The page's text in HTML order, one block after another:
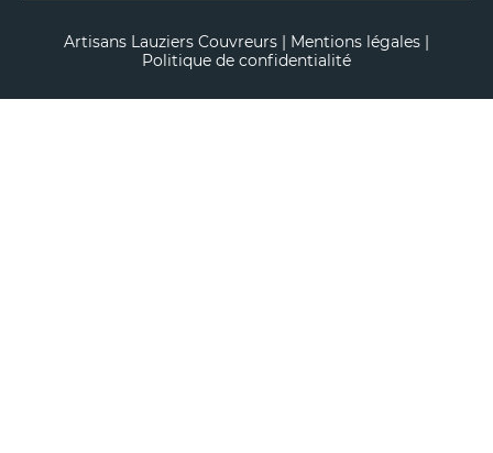
Artisans Lauziers Couvreurs | Mentions légales |
Politique de confidentialité